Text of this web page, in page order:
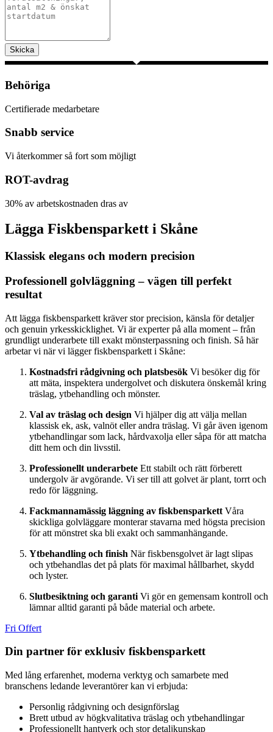
Skicka
Behöriga
Certifierade medarbetare
Snabb service
Vi återkommer så fort som möjligt
ROT-avdrag
30% av arbetskostnaden dras av
Lägga Fiskbensparkett i Skåne
Klassisk elegans och modern precision
Professionell golvläggning – vägen till perfekt
resultat
Att lägga fiskbensparkett kräver stor precision, känsla för detaljer
och genuin yrkesskicklighet. Vi är experter på alla moment – från
grundligt underarbete till exakt mönsterpassning och finish. Så här
arbetar vi när vi lägger fiskbensparkett i Skåne:
Kostnadsfri rådgivning och platsbesök Vi besöker dig för
att mäta, inspektera undergolvet och diskutera önskemål kring
träslag, ytbehandling och mönster.
Val av träslag och design Vi hjälper dig att välja mellan
klassisk ek, ask, valnöt eller andra träslag. Vi går även igenom
ytbehandlingar som lack, hårdvaxolja eller såpa för att matcha
ditt hem och din livsstil.
Professionellt underarbete Ett stabilt och rätt förberett
undergolv är avgörande. Vi ser till att golvet är plant, torrt och
redo för läggning.
Fackmannamässig läggning av fiskbensparkett Våra
skickliga golvläggare monterar stavarna med högsta precision
för att mönstret ska bli exakt och sammanhängande.
Ytbehandling och finish När fiskbensgolvet är lagt slipas
och ytbehandlas det på plats för maximal hållbarhet, skydd
och lyster.
Slutbesiktning och garanti Vi gör en gemensam kontroll och
lämnar alltid garanti på både material och arbete.
Fri Offert
Din partner för exklusiv fiskbensparkett
Med lång erfarenhet, moderna verktyg och samarbete med
branschens ledande leverantörer kan vi erbjuda:
Personlig rådgivning och designförslag
Brett utbud av högkvalitativa träslag och ytbehandlingar
Professionellt hantverk och stor detaljkunskap